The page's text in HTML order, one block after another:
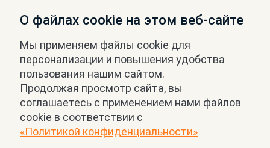
О файлах cookie на этом веб-сайте
Мы применяем файлы cookie для
персонализации и повышения удобства
пользования нашим сайтом.
Продолжая просмотр сайта, вы
соглашаетесь с применением нами файлов
cookie в соответствии с
«Политикой конфиденциальности»